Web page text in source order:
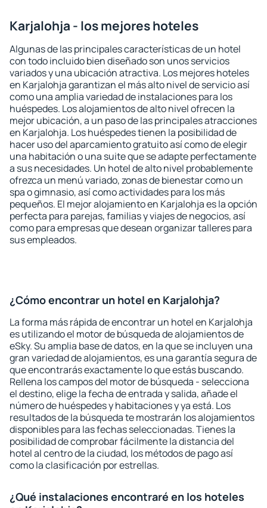
Karjalohja - los mejores hoteles
Algunas de las principales características de un hotel
con todo incluido bien diseñado son unos servicios
variados y una ubicación atractiva. Los mejores hoteles
en Karjalohja garantizan el más alto nivel de servicio así
como una amplia variedad de instalaciones para los
huéspedes. Los alojamientos de alto nivel ofrecen la
mejor ubicación, a un paso de las principales atracciones
en Karjalohja. Los huéspedes tienen la posibilidad de
hacer uso del aparcamiento gratuito así como de elegir
una habitación o una suite que se adapte perfectamente
a sus necesidades. Un hotel de alto nivel probablemente
ofrezca un menú variado, zonas de bienestar como un
spa o gimnasio, así como actividades para los más
pequeños. El mejor alojamiento en Karjalohja es la opción
perfecta para parejas, familias y viajes de negocios, así
como para empresas que desean organizar talleres para
sus empleados.
¿Cómo encontrar un hotel en Karjalohja?
La forma más rápida de encontrar un hotel en Karjalohja
es utilizando el motor de búsqueda de alojamientos de
eSky. Su amplia base de datos, en la que se incluyen una
gran variedad de alojamientos, es una garantía segura de
que encontrarás exactamente lo que estás buscando.
Rellena los campos del motor de búsqueda - selecciona
el destino, elige la fecha de entrada y salida, añade el
número de huéspedes y habitaciones y ya está. Los
resultados de la búsqueda te mostrarán los alojamientos
disponibles para las fechas seleccionadas. Tienes la
posibilidad de comprobar fácilmente la distancia del
hotel al centro de la ciudad, los métodos de pago así
como la clasificación por estrellas.
¿Qué instalaciones encontraré en los hoteles